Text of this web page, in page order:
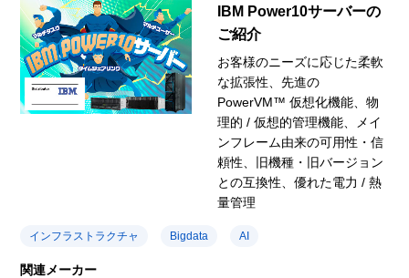
IBM Power10サーバーの
ご紹介
お客様のニーズに応じた柔軟
な拡張性、先進の
PowerVM™ 仮想化機能、物
理的 / 仮想的管理機能、メイ
ンフレーム由来の可用性・信
頼性、旧機種・旧バージョン
との互換性、優れた電力 / 熱
量管理
インフラストラクチャ Bigdata AI
関連メーカー